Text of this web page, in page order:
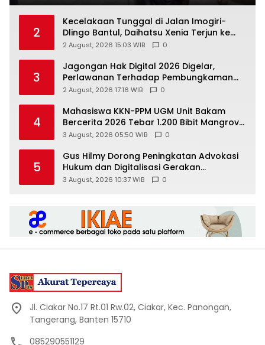
2
Kecelakaan Tunggal di Jalan Imogiri-
Dlingo Bantul, Daihatsu Xenia Terjun ke
Jurang
2 August, 2026 15:03 WIB 0
3
Jagongan Hak Digital 2026 Digelar,
Perlawanan Terhadap Pembungkaman
Media Digital
2 August, 2026 17:16 WIB 0
4
Mahasiswa KKN-PPM UGM Unit Bakam
Bercerita 2026 Tebar 1.200 Bibit Mangrove
di Sungai Air Layang
3 August, 2026 05:50 WIB 0
5
Gus Hilmy Dorong Peningkatan Advokasi
Hukum dan Digitalisasi Gerakan
Meningkatkan Kualitas PMII DIY
3 August, 2026 10:37 WIB 0
Jl. Ciakar No.17 Rt.01 Rw.02, Ciakar, Kec. Panongan,
Tangerang, Banten 15710
085290551129